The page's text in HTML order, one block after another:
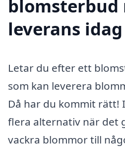
blomsterbud
leverans
Letar du efter ett
som kan leverera
Då har du kommit rätt!
flera alternativ när det
vackra blommor till